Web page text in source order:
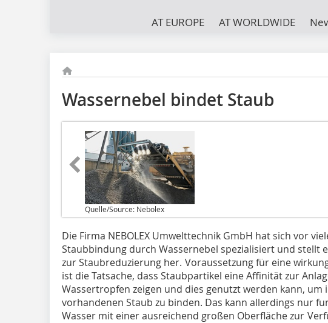
AT EUROPE AT WORLDWIDE
Wassernebel bindet Staub
Quelle/Source: Nebolex
Die Firma NEBOLEX Umwelttechnik GmbH hat sich vor
Staubbindung durch Wassernebel spezialisiert und stellt
zur Staub­reduzierung her. Voraussetzung für eine
ist die Tatsache, dass Staubpartikel eine Affinität zur
Wassertropfen zeigen und dies genutzt werden kann,
vorhandenen Staub zu binden. Das kann allerdings nur
Wasser mit einer ausreichend großen Oberfläche zur